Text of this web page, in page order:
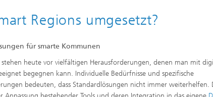
Regions umgesetzt?
für smarte Kommunen
heute vor vielfältigen Herausforderungen, denen man mit
begegnen kann. Individuelle Bedürfnisse und spezifische
bedeuten, dass Standardlösungen nicht immer weiterhelfen.